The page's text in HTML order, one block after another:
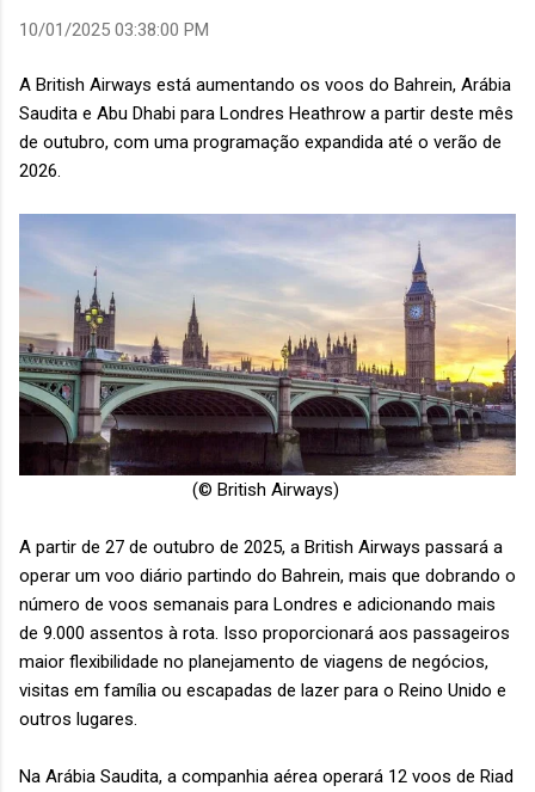
10/01/2025 03:38:00 PM
A British Airways está aumentando os voos do Bahrein, Arábia
Saudita e Abu Dhabi para Londres Heathrow a partir deste mês
de outubro, com uma programação expandida até o verão de
2026.
(© British Airways)
A partir de 27 de outubro de 2025, a British Airways passará a
operar um voo diário partindo do Bahrein, mais que dobrando o
número de voos semanais para Londres e adicionando mais
de 9.000 assentos à rota. Isso proporcionará aos passageiros
maior flexibilidade no planejamento de viagens de negócios,
visitas em família ou escapadas de lazer para o Reino Unido e
outros lugares.
Na Arábia Saudita, a companhia aérea operará 12 voos de Riad